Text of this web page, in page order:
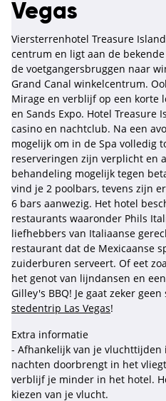
Vegas
Viersterrenhotel Treasure
centrum en ligt aan de bekende
de voetgangersbruggen naar
Grand Canal winkelcentrum.
Mirage en verblijf op een korte
en Sands Expo. Hotel Treasure
casino en nachtclub. Na een
mogelijk om in de Spa volledig
reserveringen zijn verplicht en
behandeling mogelijk tegen
vind je 2 poolbars, tevens zijn
6 bars aanwezig. Het hotel
restaurants waaronder Phils
liefhebbers van Italiaanse
restaurant dat de Mexicaanse
zuiderburen serveert. Of eet
het genot van lijndansen en
Gilley's BBQ! Je gaat zeker
stedentrip Las Vegas!
Extra informatie
- Afhankelijk van je vluchttijden
nachten doorbrengt in het
verblijf je minder in het hotel.
kiezen van je vlucht.